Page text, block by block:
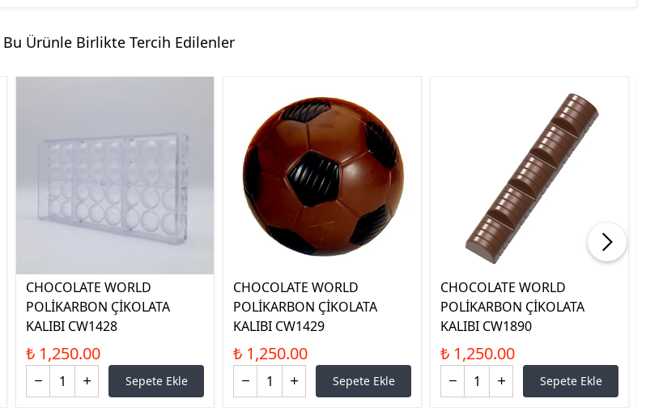
Bu Ürünle Birlikte Tercih Edilenler
CHOCOLATE WORLD
POLİKARBON ÇİKOLATA
KALIBI CW1428
₺ 1,250.00
Sepete Ekle
CHOCOLATE WORLD
POLİKARBON ÇİKOLATA
KALIBI CW1429
₺ 1,250.00
Sepete Ekle
CHOCOLATE WORLD
POLİKARBON ÇİKOLATA
KALIBI CW1890
₺ 1,250.00
Sepete Ekle